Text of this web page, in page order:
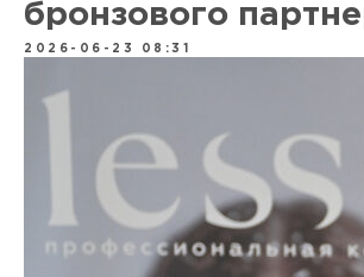
бронзового
2026-06-23 08:31